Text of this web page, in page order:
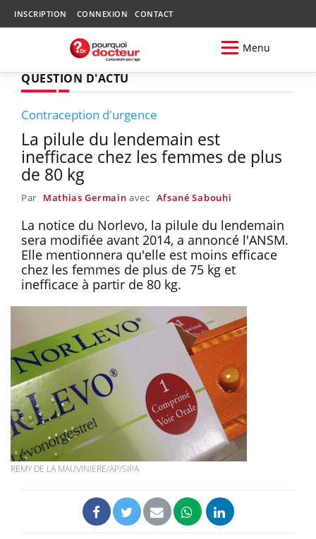
INSCRIPTION CONNEXION CONTACT
Menu
QUESTION D'ACTU
Contraception d'urgence
La pilule du lendemain est
inefficace chez les femmes de plus
de 80 kg
Par Mathias Germain avec Afsané Sabouhi
La notice du Norlevo, la pilule du lendemain
sera modifiée avant 2014, a annoncé l'ANSM.
Elle mentionnera qu'elle est moins efficace
chez les femmes de plus de 75 kg et
inefficace à partir de 80 kg.
REMY DE LA MAUVINIERE/AP/SIPA